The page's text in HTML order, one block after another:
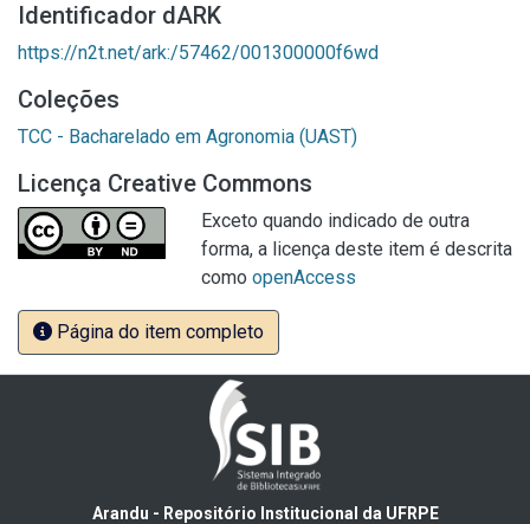
Identificador dARK
https://n2t.net/ark:/57462/001300000f6wd
Coleções
TCC - Bacharelado em Agronomia (UAST)
Licença Creative Commons
Exceto quando indicado de outra
forma, a licença deste item é descrita
como openAccess
Página do item completo
Arandu - Repositório Institucional da UFRPE